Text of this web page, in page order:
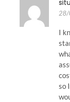
28/
I
so